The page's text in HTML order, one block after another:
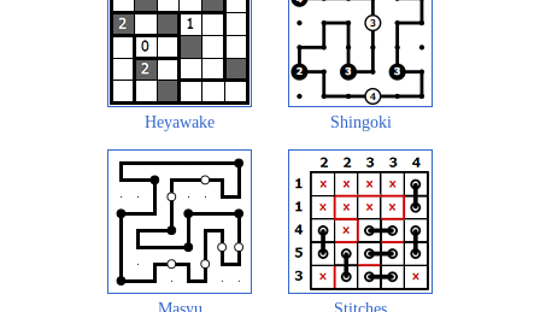
Heyawake Shingoki